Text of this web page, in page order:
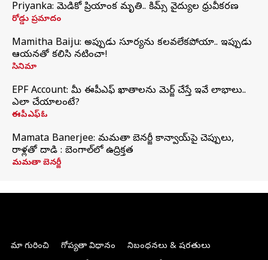
Priyanka: మెడికో ప్రియాంక మృతి.. కిమ్స్‌ వైద్యుల ధ్రువీకరణ
రోడ్డు ప్రమాదం
Mamitha Baiju: అప్పుడు సూర్యను కలవలేకపోయా.. ఇప్పుడు
ఆయనతో కలిసి నటించా!
సినిమా
EPF Account: మీ ఈపీఎఫ్ ఖాతాలను మెర్జ్ చేస్తే ఇవే లాభాలు..
ఎలా చేయాలంటే?
ఈపీఎఫ్ఓ
Mamata Banerjee: మమతా బెనర్జీ కాన్వాయ్‌పై చెప్పులు,
రాళ్లతో దాడి : బెంగాల్‌లో ఉద్రిక్తత
మమతా బెనర్జీ
మా గురించి గోప్యతా విధానం
నిబంధనలు & షరతులు